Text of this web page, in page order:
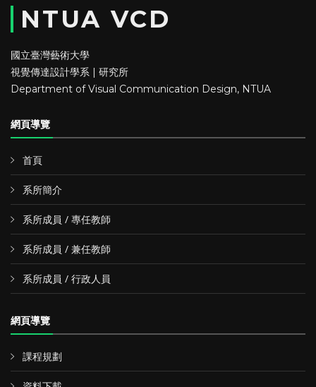
NTUA VCD
國立臺灣藝術大學
視覺傳達設計學系 | 研究所
Department of Visual Communication Design, NTUA
網頁導覽
首頁
系所簡介
系所成員 / 專任教師
系所成員 / 兼任教師
系所成員 / 行政人員
網頁導覽
課程規劃